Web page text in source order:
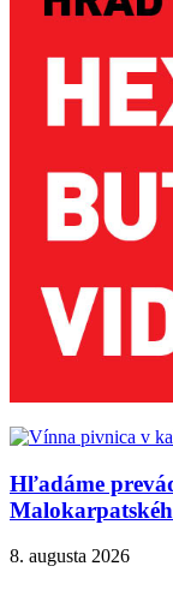
Hľadáme
8. augusta 2026